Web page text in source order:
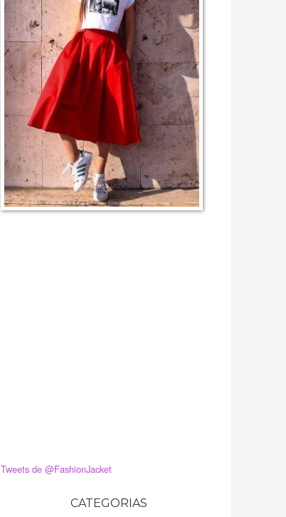
Tweets de @FashionJacket
CATEGORIAS